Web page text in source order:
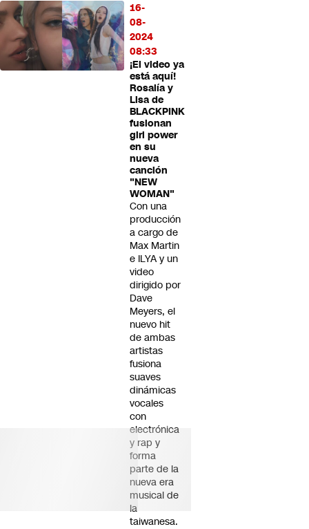
16-
08-
2024
08:33
¡El video ya
está aquí!
Rosalía y
Lisa de
BLACKPINK
fusionan
girl power
en su
nueva
canción
"NEW
WOMAN"
Con una
producción
a cargo de
Max Martin
e ILYA y un
video
dirigido por
Dave
Meyers, el
nuevo hit
de ambas
artistas
fusiona
suaves
dinámicas
vocales
con
electrónica
y rap y
forma
parte de la
nueva era
musical de
la
taiwanesa.